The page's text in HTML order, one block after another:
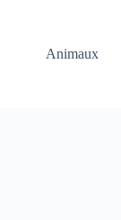
Animaux